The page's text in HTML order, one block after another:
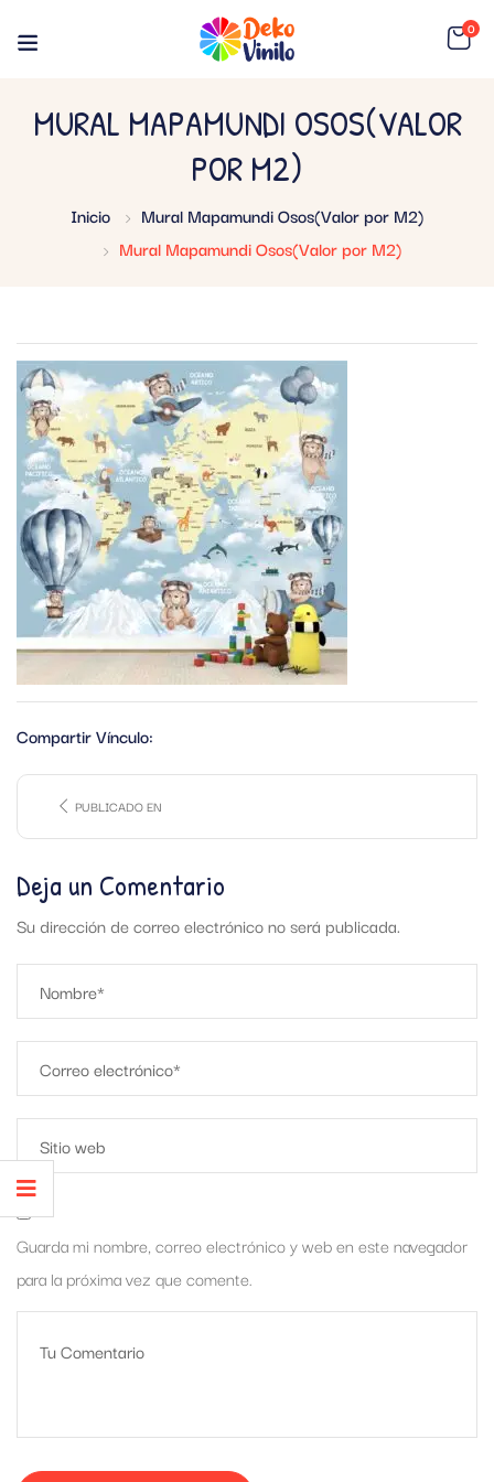
0
MURAL MAPAMUNDI OSOS(VALOR
POR M2)
Inicio
Mural Mapamundi Osos(Valor por M2)
Mural Mapamundi Osos(Valor por M2)
Compartir Vínculo:
PUBLICADO EN
Deja un Comentario
Su dirección de correo electrónico no será publicada.
Guarda mi nombre, correo electrónico y web en este navegador
para la próxima vez que comente.